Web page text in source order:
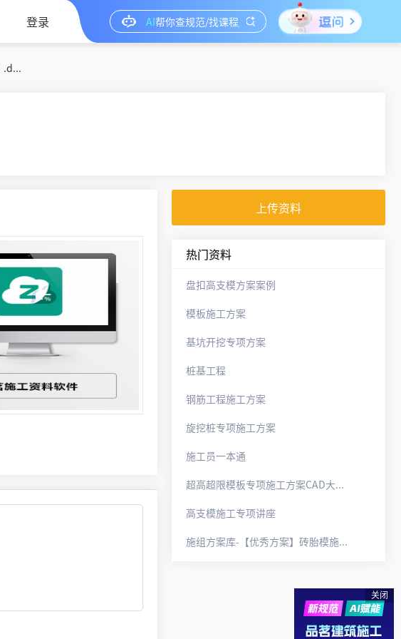
登录
中建八局一公司华东公司《老乡鸡华东总部--施工电梯基础及安拆施工方案》.docx
上传资料
热门资料
盘扣高支模方案案例
模板施工方案
基坑开挖专项方案
桩基工程
钢筋工程施工方案
旋挖桩专项施工方案
施工员一本通
超高超限模板专项施工方案CAD大样图例+方案范本（2024版）.docx
高支模施工专项讲座
施组方案库-【优秀方案】砖胎模施工方案--江东核心区6#地块（总包二分）.pdf
关闭